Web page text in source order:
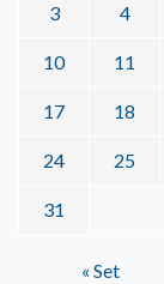
3 4
10 11
17 18
24 25
31
« Set